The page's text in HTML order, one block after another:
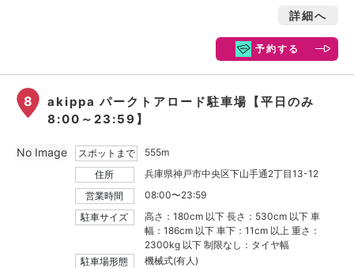
詳細へ
予約する
8
akippa パークトアロード駐車場【平日のみ
8:00～23:59】
スポットまで
555m
住所
兵庫県神戸市中央区下山手通2丁目13-12
営業時間
08:00〜23:59
駐車サイズ
高さ：180cm 以下 長さ：530cm 以下 車
幅：186cm 以下 車下：11cm 以上 重さ：
2300kg 以下 制限なし：タイヤ幅
駐車場形態
機械式(有人)
No Image